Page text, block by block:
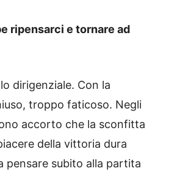
ripensarci e tornare ad
dirigenziale. Con la
troppo faticoso. Negli
accorto che la sconfitta
della vittoria dura
pensare subito alla partita